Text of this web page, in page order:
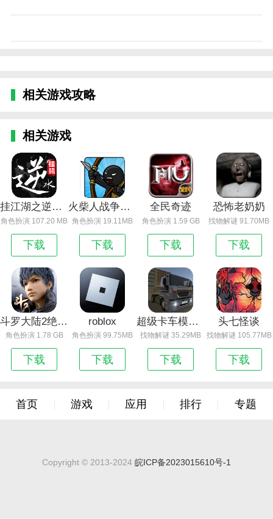
相关游戏攻略
相关游戏
挂江湖之逆水录
角色扮演 107.20 MB
下载
火柴人战争遗产
角色扮演 19.11MB
下载
全民奇迹
角色扮演 1.59 GB
下载
恐怖老奶奶
找物解谜 91.70MB
下载
斗罗大陆2绝世唐门（双生武魂百万充）
角色扮演 1.78 GB
下载
roblox
角色扮演 99.75MB
下载
超级卡车模拟驾驶
找物解谜 35.29MB
下载
头七怪谈
找物解谜 105.77MB
下载
首页 游戏 应用 排行 专题
Copyright © 2013-2024 皖ICP备2023015610号-1